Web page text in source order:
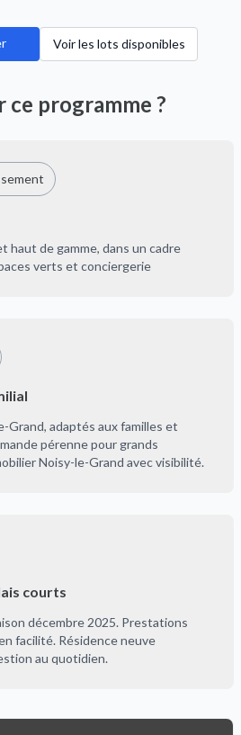
Voir les lots disponibles
programme ?
haut de gamme, dans un cadre
verts et conciergerie
Grand, adaptés aux familles et
pérenne pour grands
Noisy-le-Grand avec visibilité.
courts
décembre 2025. Prestations
facilité. Résidence neuve
au quotidien.